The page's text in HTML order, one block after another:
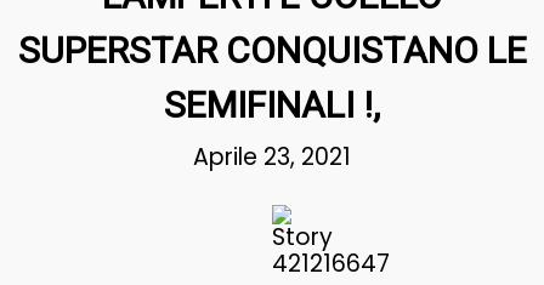
SUPERSTAR CONQUISTANO LE
SEMIFINALI !,
Aprile 23, 2021